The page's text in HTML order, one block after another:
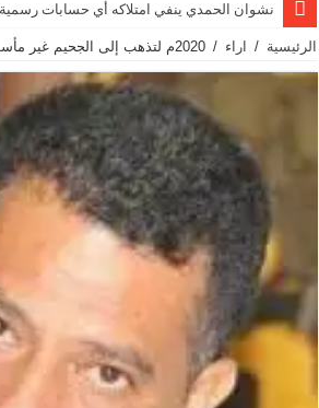
نشوان الحمدي ينفي امتلاكه أي حسابات
الرئيسية / اراء / 2020م لتذهب إلى الجحيم غير مأسوف عليك!